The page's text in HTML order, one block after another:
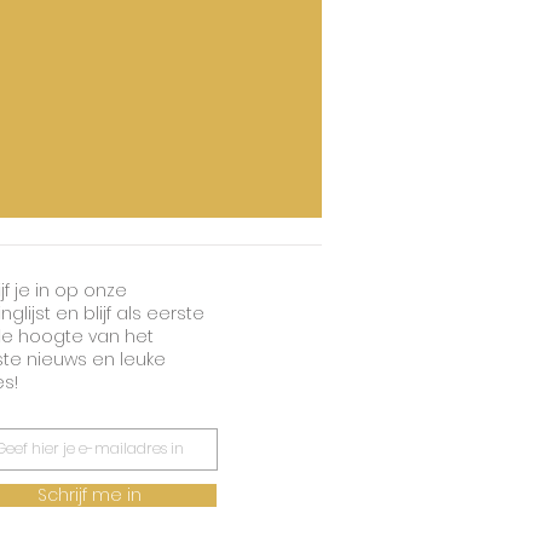
je in op onze
en blijf als eerste
hoogte van het
nieuws en leuke
Schrijf me in